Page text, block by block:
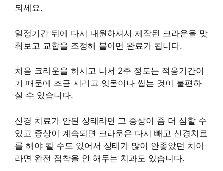
되세요.
일정기간 뒤에 다시 내원하셔서 제작된 크라운을 맞
춰보고 교합을 조정해 붙이면 완료가 됩니다.
처음 크라운을 하시고 나서 2주 정도는 적응기간이
기 때문에 조금 시리고 잇몸이나 씹는 것이 불편하
실 수 있습니다.
신경 치료가 안된 상태라면 그 증상이 좀 더 심할 수
있고 증상이 계속되면 크라운은 다시 빼고 신경치료
를 해야 될 수도 있어서 상태가 많이 안좋았던 치아
라면 완전 접착을 안 해두는 치과도 있습니다.